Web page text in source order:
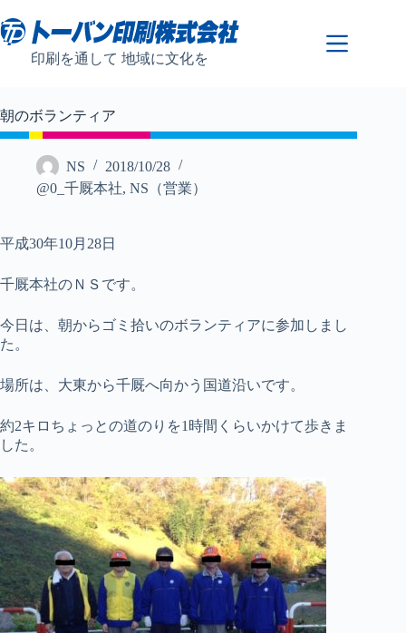
ン
テ
ス
キ
印刷を通して 地域に文化を
朝のボランティア
NS
2018/10/28
@0_千厩本社, NS（営業）
平成30年10月28日
千厩本社のＮＳです。
今日は、朝からゴミ拾いのボランティアに参加しまし
た。
場所は、大東から千厩へ向かう国道沿いです。
約2キロちょっとの道のりを1時間くらいかけて歩きま
した。